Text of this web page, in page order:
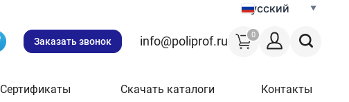
Русский
0
Заказать звонок info@poliprof.ru
Сертификаты Скачать каталоги Контакты